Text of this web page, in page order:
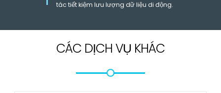
tác tiết kiệm lưu lượng dữ liệu di động.
CÁC DỊCH VỤ KHÁC